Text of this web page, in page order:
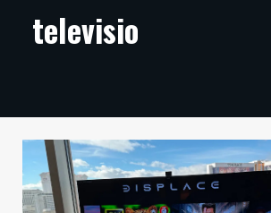
ARTIKKELIT
TECHBBS
TIETOA
HINTA.FI
televisio